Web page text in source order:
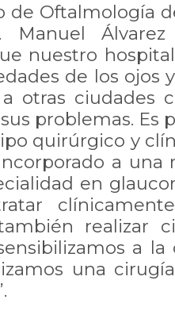
de Oftalmología
Álvarez
nuestro
de los ojos
otras ciudades
problemas. Es
quirúrgico y
a una
en
realizar
a
una